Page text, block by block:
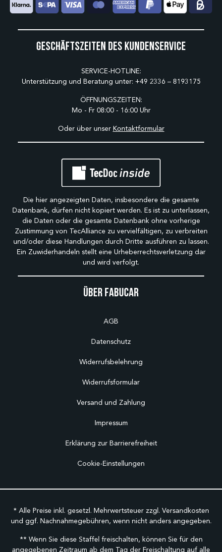
Über Fabucar
AGB
Datenschutz
Widerrufsbelehrung
Widerrufsformular
Versand und Zahlung
Impressum
Erklärung zur Barrierefreiheit
Cookie-Einstellungen
Geschäftszeiten des Kundenservice
SERVICE-HOTLINE:
Unterstützung und Beratung unter: +49 2336 – 8193175
ÖFFNUNGSZEITEN:
Mo - Fr 08:00 - 16:00 Uhr
Oder über unser Kontaktformular
Die hier angezeigten Daten, insbesondere die gesamte
Datenbank, dürfen nicht kopiert werden. Es ist zu unterlassen,
die Daten oder die gesamte Datenbank ohne vorherige
Zustimmung von TecAlliance zu vervielfältigen, zu verbreiten
und/oder diese Handlungen durch Dritte ausführen zu lassen.
Ein Zuwiderhandeln stellt eine Urheberrechtsverletzung dar
und wird verfolgt.
* Alle Preise inkl. gesetzl. Mehrwertsteuer zzgl. Versandkosten
und ggf. Nachnahmegebühren, wenn nicht anders angegeben.
** Wenn Sie diese Staffel freischalten, können Sie für den
angegebenen Zeitraum ab dem Tag der Freischaltung auf alle